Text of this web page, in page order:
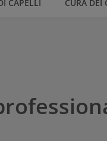
CAPELLI CURA DEI